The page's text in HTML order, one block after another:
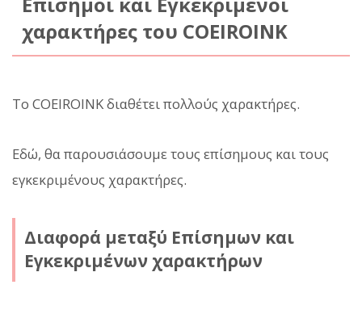
Επίσημοι και Εγκεκριμένοι
χαρακτήρες του COEIROINK
Το COEIROINK διαθέτει πολλούς χαρακτήρες.
Εδώ, θα παρουσιάσουμε τους επίσημους και τους
εγκεκριμένους χαρακτήρες.
Διαφορά μεταξύ Επίσημων και
Εγκεκριμένων χαρακτήρων